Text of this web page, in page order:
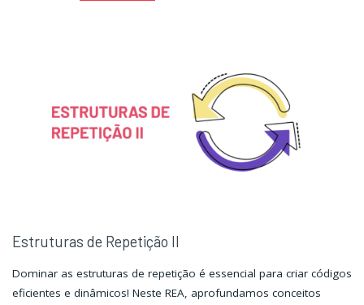
Estruturas de Repetição II
Dominar as estruturas de repetição é essencial para criar códigos
eficientes e dinâmicos! Neste REA, aprofundamos conceitos